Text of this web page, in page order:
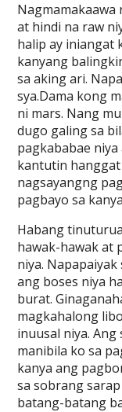
at hindi na raw
halip ay iniangat
kanyang
sa aking ari.
sya.Dama kong
ni mars. Nang
dugo galing sa
pagkababae
kantutin
nagsayangng
pagbayo sa
Habang
hawak-hawak at
niya.
ang boses niya
burat.
magkahalong
inuusal niya.
manibila ko sa
kanya ang
sa sobrang
batang-batang